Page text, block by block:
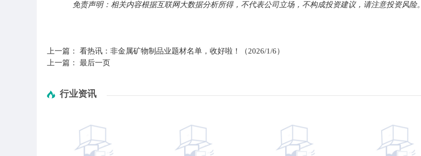
免责声明：相关内容根据互联网大数据分析所得，不代表公司立场，不构成投资建议，请注意投资风险。
上一篇： 看热讯：非金属矿物制品业题材名单，收好啦！（2026/1/6）
上一篇： 最后一页
行业资讯